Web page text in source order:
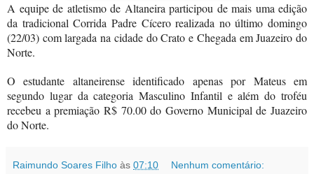
A equipe de atletismo de Altaneira participou de mais uma edição
da tradicional Corrida Padre Cícero realizada no último domingo
(22/03) com largada na cidade do Crato e Chegada em Juazeiro do
Norte.
O estudante altaneirense identificado apenas por Mateus em
segundo lugar da categoria Masculino Infantil e além do troféu
recebeu a premiação R$ 70.00 do Governo Municipal de Juazeiro
do Norte.
Raimundo Soares Filho às 07:10 Nenhum comentário: